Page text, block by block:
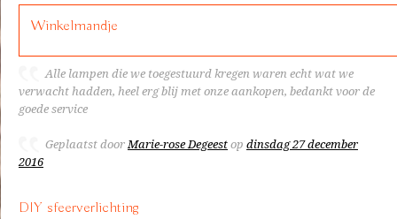
Winkelmandje
Alle lampen die we toegestuurd kregen waren echt wat we
verwacht hadden, heel erg blij met onze aankopen, bedankt voor de
goede service
Geplaatst doorMarie-rose Degeest op dinsdag 27 december
2016
DIY sfeerverlichting